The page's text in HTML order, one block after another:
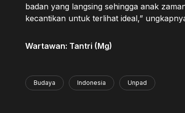
badan yang langsing sehingga anak
kecantikan untuk terlihat ideal,”
Wartawan: Tantri (Mg)
Budaya Indonesia Unpad